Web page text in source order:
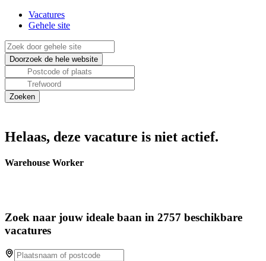
Vacatures
Gehele site
Helaas, deze vacature is niet actief.
Warehouse Worker
Zoek naar jouw ideale baan in 2757 beschikbare
vacatures